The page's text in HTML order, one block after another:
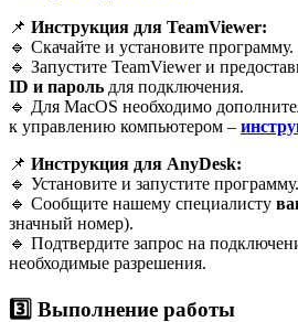
📌 Инструкция для TeamViewer:
🔹 Скачайте и установите программу.
🔹 Запустите TeamViewer и
ID и пароль для подключения.
🔹 Для MacOS необходимо
к управлению компьютером –
📌 Инструкция для AnyDesk:
🔹 Установите и запустите программу.
🔹 Сообщите нашему специалисту
значный номер).
🔹 Подтвердите запрос на
необходимые разрешения.
3️⃣ Выполнение работы